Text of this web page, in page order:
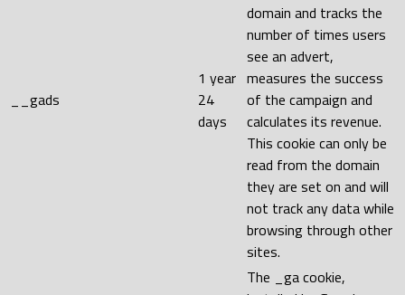
__gads
1 year
24
days
domain and tracks the
number of times users
see an advert,
measures the success
of the campaign and
calculates its revenue.
This cookie can only be
read from the domain
they are set on and will
not track any data while
browsing through other
sites.
The _ga cookie,